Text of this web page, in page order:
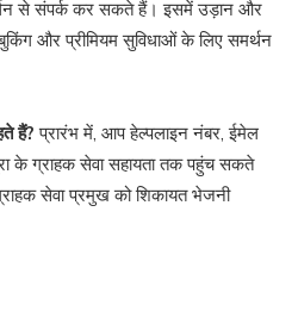
से संपर्क कर सकते हैं। इसमें उड़ान और
और प्रीमियम सुविधाओं के लिए समर्थन
हैं?प्रारंभ में, आप हेल्पलाइन नंबर, ईमेल
के ग्राहक सेवा सहायता तक पहुंच सकते
सेवा प्रमुख को शिकायत भेजनी